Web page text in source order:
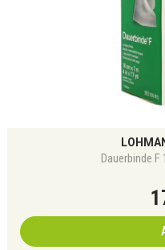
Dauerbinde